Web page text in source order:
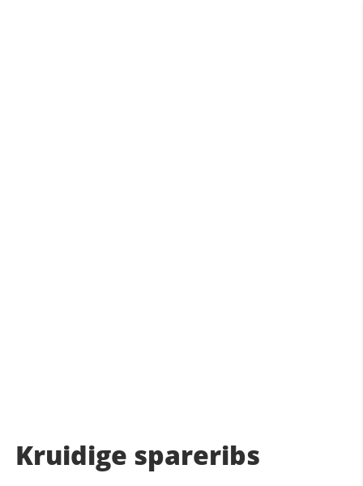
Kruidige spareribs